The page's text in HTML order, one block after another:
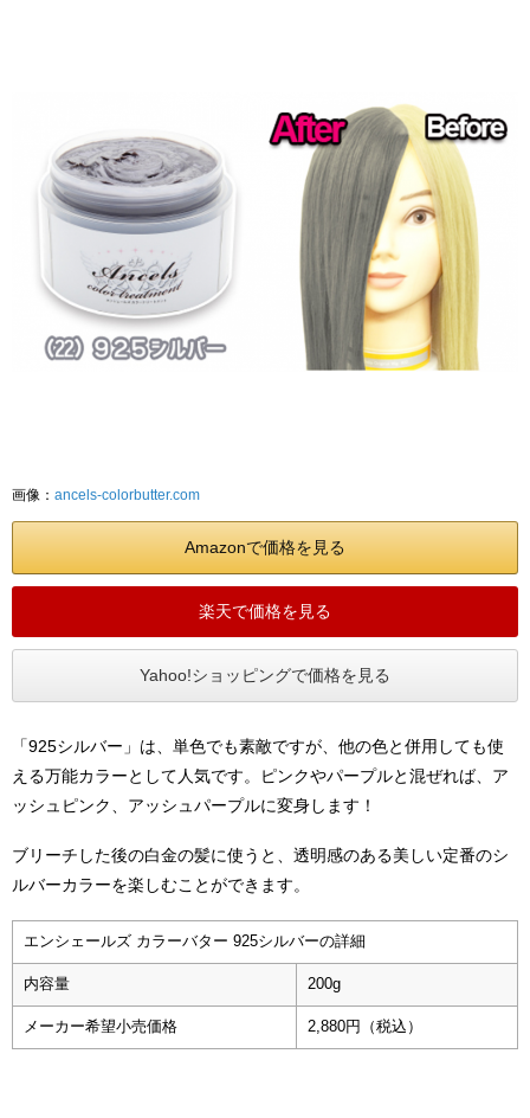
画像： ancels-colorbutter.com
Amazonで価格を見る
楽天で価格を見る
Yahoo!ショッピングで価格を見る
「925シルバー」は、単色でも素敵ですが、他の色と併用しても使
える万能カラーとして人気です。ピンクやパープルと混ぜれば、ア
ッシュピンク、アッシュパープルに変身します！
ブリーチした後の白金の髪に使うと、透明感のある美しい定番のシ
ルバーカラーを楽しむことができます。
エンシェールズ カラーバター 925シルバーの詳細
内容量 200g
メーカー希望小売価格 2,880円（税込）